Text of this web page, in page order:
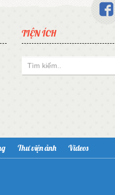
TIỆN ÍCH
Thư viện ảnh Videos